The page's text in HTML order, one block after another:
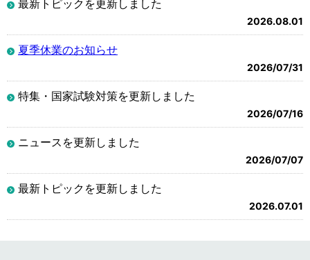
最新トピックを更新しました
2026.08.01
夏季休業のお知らせ
2026/07/31
特集・国家試験対策を更新しました
2026/07/16
ニュースを更新しました
2026/07/07
最新トピックを更新しました
2026.07.01